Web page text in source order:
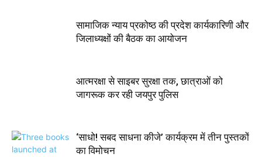
सामाजिक न्याय प्रकोष्ठ की प्रदेश कार्यकारिणी और
जिलाध्यक्षों की बैठक का आयोजन
आत्मरक्षा से साइबर सुरक्षा तक, छात्राओं को
जागरूक कर रही जयपुर पुलिस
‘साधो! सबद साधना कीजे’ कार्यक्रम में तीन पुस्तकों
का विमोचन